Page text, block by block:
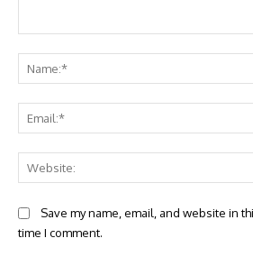
Save my name, email, and website in
time I comment.